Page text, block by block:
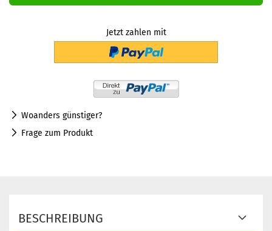
Jetzt zahlen mit
Woanders günstiger?
Frage zum Produkt
BESCHREIBUNG